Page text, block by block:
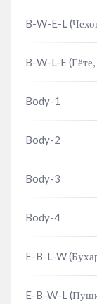
B-W-E-L
B-W-L-E
Body-1
Body-2
Body-3
Body-4
E-B-L-W
E-B-W-L